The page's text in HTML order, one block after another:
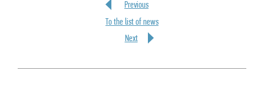
Previous
To the list of news
Next